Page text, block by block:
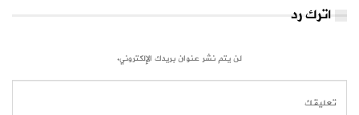
اترك رد
لن يتم نشر عنوان بريدك الإلكتروني.